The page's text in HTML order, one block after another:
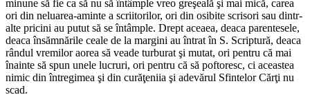
minune să fie ca să nu să întâmple vreo greşeală şi mai mică, carea
ori din neluarea-aminte a scriitorilor, ori din osibite scrisori sau dintr-
alte pricini au putut să se întâmple. Drept aceaea, deaca parentesele,
deaca însămnările ceale de la margini au întrat în S. Scriptură, deaca
rândul vremilor aorea să veade turburat şi mutat, ori pentru că mai
înainte să spun unele lucruri, ori pentru că să poftoresc, ci aceastea
nimic din întregimea şi din curăţeniia şi adevărul Sfintelor Cărţi nu
scad.